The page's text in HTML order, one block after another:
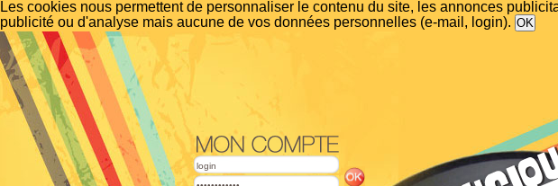
Les cookies nous permettent de personnaliser le contenu du site, les annonces
publicité ou d'analyse mais aucune de vos données personnelles (e-mail, login).